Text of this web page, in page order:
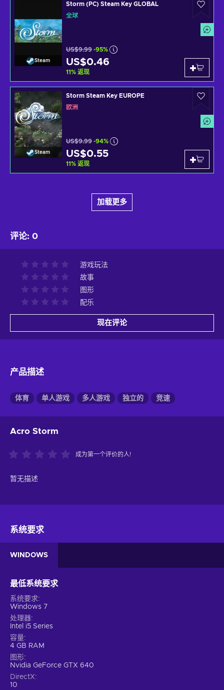
Steam
Storm (PC) Steam Key GLOBAL
全球
US$9.99 -95%
US$0.46
11% 返现
Steam
Storm Steam Key EUROPE
欧洲
US$9.99 -94%
US$0.55
11% 返现
加载更多
评论: 0
游戏玩法
故事
图形
配乐
现在评论
产品描述
体育 单人游戏 多人游戏 独立的 竞速
Acro Storm
成为第一个评价的人!
暂无描述
系统要求
WINDOWS
最低系统要求
系统要求
Windows 7
处理器
Intel i5 Series
容量
4 GB RAM
图形
Nvidia GeForce GTX 640
DirectX
10